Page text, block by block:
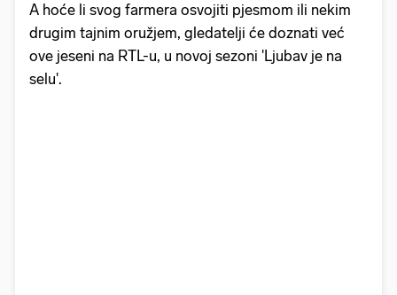
A hoće li svog farmera osvojiti pjesmom ili nekim
drugim tajnim oružjem, gledatelji će doznati već
ove jeseni na RTL-u, u novoj sezoni 'Ljubav je na
selu'.